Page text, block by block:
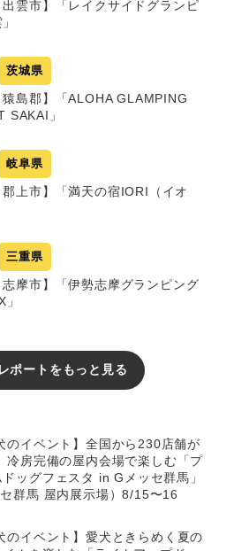
出雲市】「レイクサイドグランピ
茨城県
猿島郡】「ALOHA GLAMPING
SAKAI」
岐阜県
郡上市】「満天の宿IORI（イオ
三重県
志摩市】「伊勢志摩グランピング
ポートをもっと見る
のイベント】全国から230店舗が
冷房完備の屋内会場で楽しむ「プ
ドッグフェスタ in Gメッセ群馬」
セ群馬 屋内展示場）8/15〜16
のイベント】愛犬ときらめく夏の